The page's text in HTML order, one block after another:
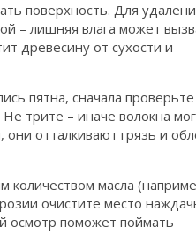
поверхность. Для
– лишняя влага может
древесину от сухости и
пятна, сначала проверьте
трите – иначе волокна
отталкивают грязь и
количеством масла
очистите место
осмотр поможет поймать